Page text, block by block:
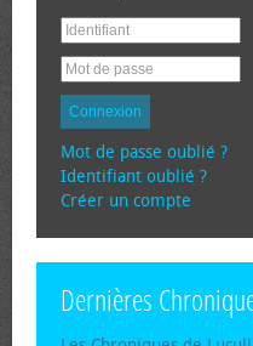
Connexion
Mot de passe oublié ?
Identifiant oublié ?
Créer un compte
Dernières